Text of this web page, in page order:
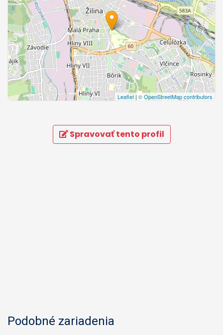
Leaflet| © OpenStreetMap contributors
Spravovať tento profil
Podobné zariadenia